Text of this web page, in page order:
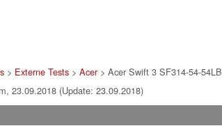
> Externe Tests> Acer> Acer Swift 3 SF314-54-54LB
23.09.2018 (Update: 23.09.2018)